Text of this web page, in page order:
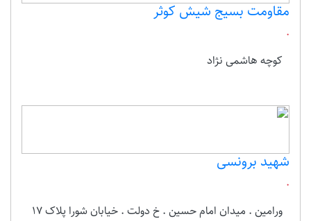
مقاومت بسیج شیش کوثر
.
کوچه هاشمی نژاد
شهید برونسی
.
ورامین . میدان امام حسین . خ دولت . خیابان شورا پلاک 17